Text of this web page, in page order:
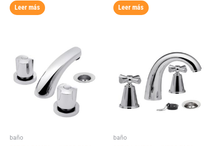
Leer más Leer más
baño baño